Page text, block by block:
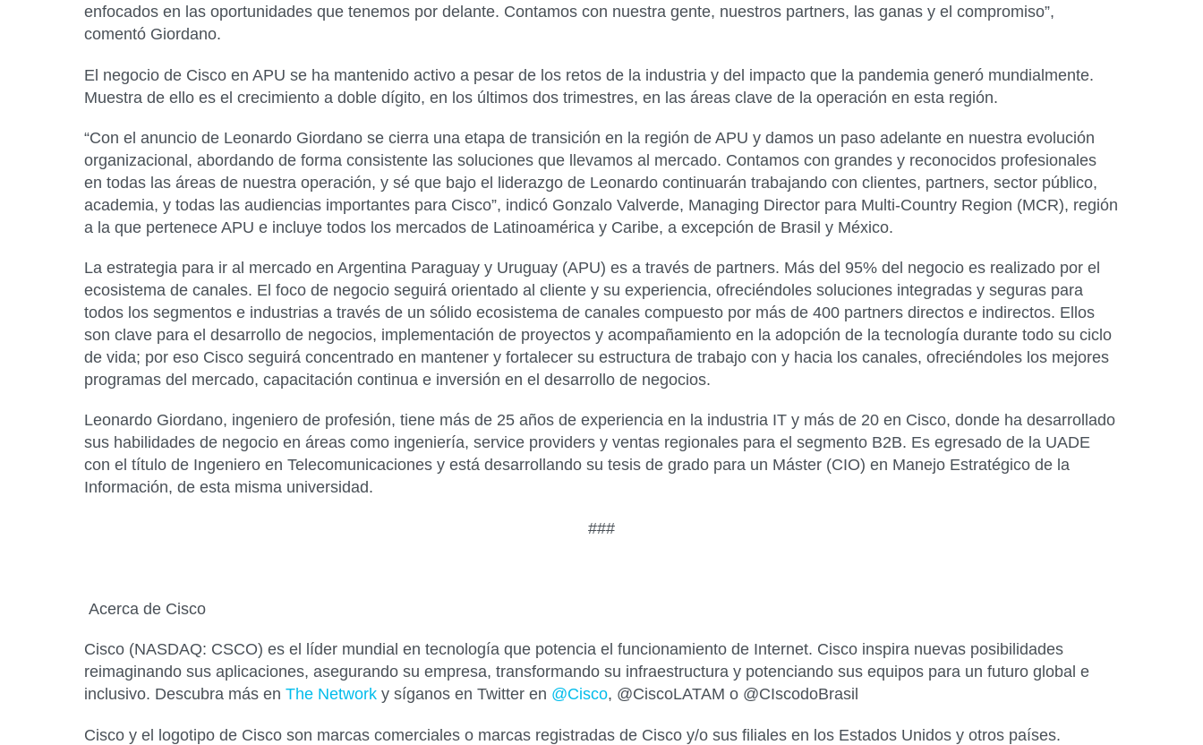
enfocados en las oportunidades que tenemos por delante. Contamos con nuestra gente, nuestros partners, las ganas y el compromiso”,
comentó Giordano.
El negocio de Cisco en APU se ha mantenido activo a pesar de los retos de la industria y del impacto que la pandemia generó mundialmente.
Muestra de ello es el crecimiento a doble dígito, en los últimos dos trimestres, en las áreas clave de la operación en esta región.
“Con el anuncio de Leonardo Giordano se cierra una etapa de transición en la región de APU y damos un paso adelante en nuestra evolución
organizacional, abordando de forma consistente las soluciones que llevamos al mercado. Contamos con grandes y reconocidos profesionales
en todas las áreas de nuestra operación, y sé que bajo el liderazgo de Leonardo continuarán trabajando con clientes, partners, sector público,
academia, y todas las audiencias importantes para Cisco”, indicó Gonzalo Valverde, Managing Director para Multi-Country Region (MCR), región
a la que pertenece APU e incluye todos los mercados de Latinoamérica y Caribe, a excepción de Brasil y México.
La estrategia para ir al mercado en Argentina Paraguay y Uruguay (APU) es a través de partners. Más del 95% del negocio es realizado por el
ecosistema de canales. El foco de negocio seguirá orientado al cliente y su experiencia, ofreciéndoles soluciones integradas y seguras para
todos los segmentos e industrias a través de un sólido ecosistema de canales compuesto por más de 400 partners directos e indirectos. Ellos
son clave para el desarrollo de negocios, implementación de proyectos y acompañamiento en la adopción de la tecnología durante todo su ciclo
de vida; por eso Cisco seguirá concentrado en mantener y fortalecer su estructura de trabajo con y hacia los canales, ofreciéndoles los mejores
programas del mercado, capacitación continua e inversión en el desarrollo de negocios.
Leonardo Giordano, ingeniero de profesión, tiene más de 25 años de experiencia en la industria IT y más de 20 en Cisco, donde ha desarrollado
sus habilidades de negocio en áreas como ingeniería, service providers y ventas regionales para el segmento B2B. Es egresado de la UADE
con el título de Ingeniero en Telecomunicaciones y está desarrollando su tesis de grado para un Máster (CIO) en Manejo Estratégico de la
Información, de esta misma universidad.
###
Acerca de Cisco
Cisco (NASDAQ: CSCO) es el líder mundial en tecnología que potencia el funcionamiento de Internet. Cisco inspira nuevas posibilidades
reimaginando sus aplicaciones, asegurando su empresa, transformando su infraestructura y potenciando sus equipos para un futuro global e
inclusivo. Descubra más enThe Network y síganos en Twitter en @Cisco, @CiscoLATAM o @CIscodoBrasil
Cisco y el logotipo de Cisco son marcas comerciales o marcas registradas de Cisco y/o sus filiales en los Estados Unidos y otros países.